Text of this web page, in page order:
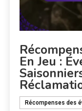
En Jeu :
Récompenses des